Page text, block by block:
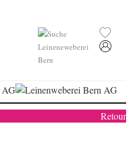
Retour